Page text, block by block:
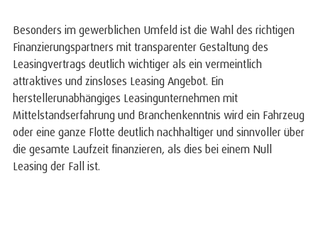
Besonders im gewerblichen Umfeld ist die Wahl des richtigen
Finanzierungspartners mit transparenter Gestaltung des
Leasingvertrags deutlich wichtiger als ein vermeintlich
attraktives und zinsloses Leasing Angebot. Ein
herstellerunabhängiges Leasingunternehmen mit
Mittelstandserfahrung und Branchenkenntnis wird ein Fahrzeug
oder eine ganze Flotte deutlich nachhaltiger und sinnvoller über
die gesamte Laufzeit finanzieren, als dies bei einem Null
Leasing der Fall ist.